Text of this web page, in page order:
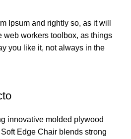
Ipsum and rightly so, as it will
web workers toolbox, as things
you like it, not always in the
innovative molded plywood
Edge Chair blends strong